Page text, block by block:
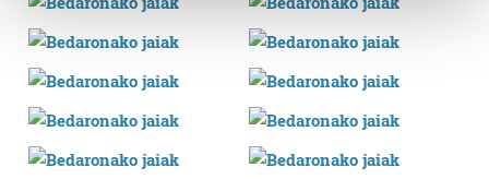
and set your preferences in thedetails section.
prozesatzen ditugu, zure IP zenbakia, besteak beste,
teknologia erabiliz, cookieak adibidez, iragarki eta eduki
neurtzeko, jendeari buruzko informazioa biltzeko eta